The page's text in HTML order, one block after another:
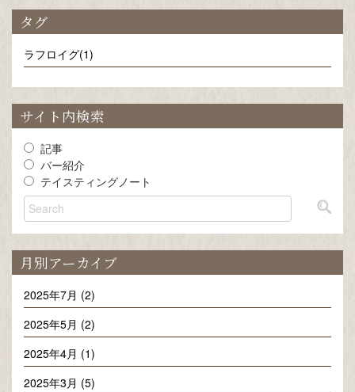
タグ
ラフロイグ(1)
サイト内検索
記事
バー紹介
テイスティングノート
月別アーカイブ
2025年7月 (2)
2025年5月 (2)
2025年4月 (1)
2025年3月 (5)